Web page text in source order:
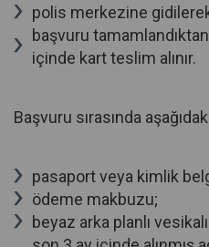
polis merkezine
başvuru
içinde kart teslim alınır.
Başvuru sırasında
pasaport veya kimlik
ödeme makbuzu;
beyaz arka planlı